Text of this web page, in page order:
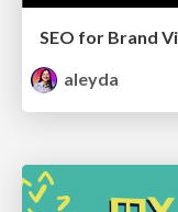
SEO for Brand
aleyda